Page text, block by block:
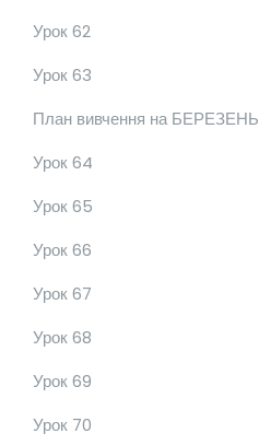
Урок 62
Урок 63
План вивчення на БЕРЕЗЕНЬ
Урок 64
Урок 65
Урок 66
Урок 67
Урок 68
Урок 69
Урок 70